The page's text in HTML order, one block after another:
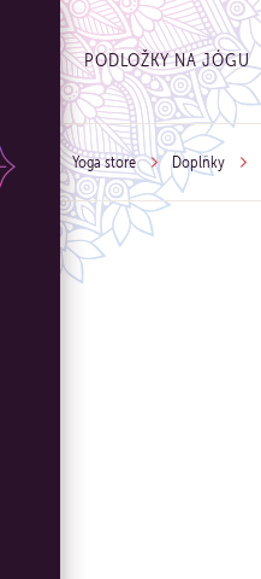
PODLOŽKY NA JÓGU
Yoga store Doplňky